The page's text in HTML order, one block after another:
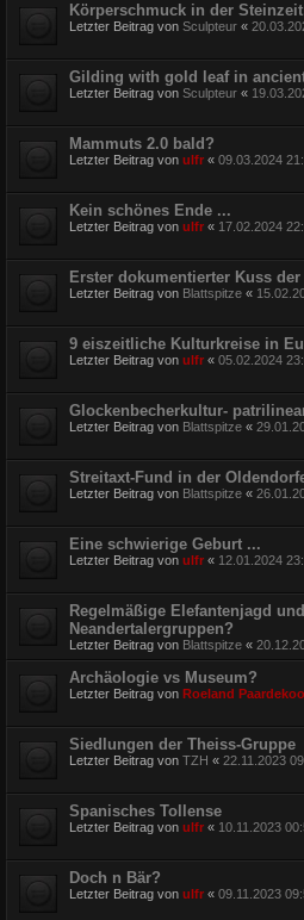
Körperschmuck in der
Letzter Beitrag von Sculpteur «
Gilding with gold leaf in
Letzter Beitrag von Sculpteur «
Mammuts 2.0 bald?
Letzter Beitrag von ulfr « 09.03.2024
Kein schönes Ende ...
Letzter Beitrag von ulfr « 17.02.2024
Erster dokumentierter Kuss
Letzter Beitrag von Blattspitze «
9 eiszeitliche Kulturkreise in
Letzter Beitrag von ulfr « 05.02.2024
Glockenbecherkultur-
Letzter Beitrag von Blattspitze «
Streitaxt-Fund in der
Letzter Beitrag von Blattspitze «
Eine schwierige Geburt ...
Letzter Beitrag von ulfr « 12.01.2024
Regelmäßige Elefantenjagd
Neandertalergruppen?
Letzter Beitrag von Blattspitze «
Archäologie vs Museum?
Letzter Beitrag von Roeland
Siedlungen der Theiss-Gruppe
Letzter Beitrag von TZH « 22.11.2023
Spanisches Tollense
Letzter Beitrag von ulfr « 10.11.2023
Doch n Bär?
Letzter Beitrag von ulfr « 09.11.2023